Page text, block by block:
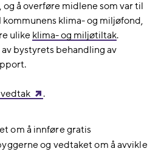
og å overføre midlene som var til
klima- og miljøfond,
ulike klima- og miljøtiltak.
bystyrets behandling av
vedtak .
om å innføre gratis
og vedtaket om å avvikle